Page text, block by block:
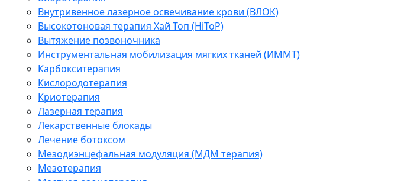
Внутривенное лазерное освечивание крови (ВЛОК)
Высокотоновая терапия Хай Топ (HiToP)
Вытяжение позвоночника
Инструментальная мобилизация мягких тканей (ИММТ)
Карбокситерапия
Кислородотерапия
Криотерапия
Лазерная терапия
Лекарственные блокады
Лечение ботоксом
Мезодиэнцефальная модуляция (МДМ терапия)
Мезотерапия